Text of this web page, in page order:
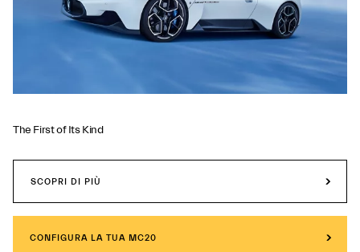
The First of Its Kind
SCOPRI DI PIÙ
CONFIGURA LA TUA MC20